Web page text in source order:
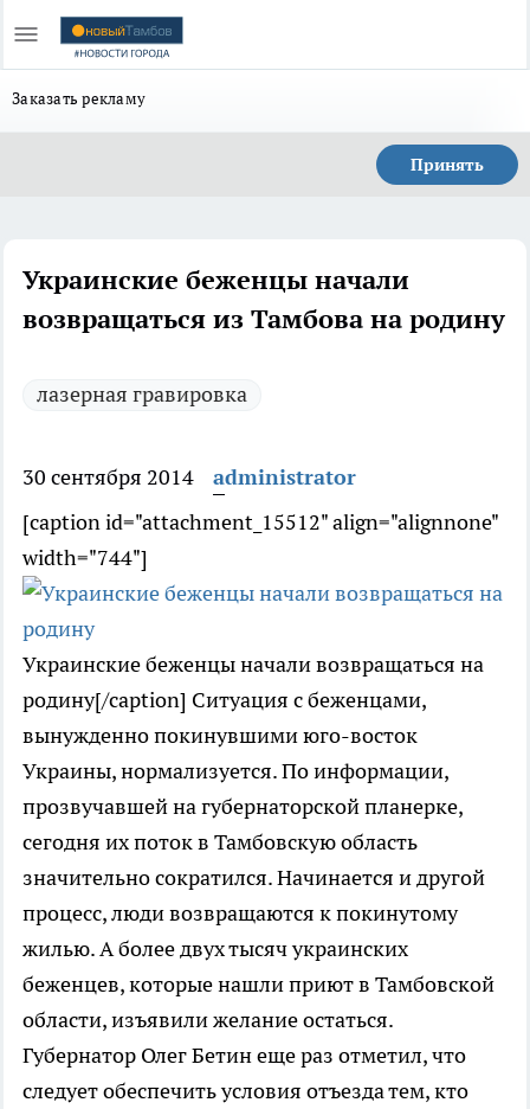
Заказать рекламу
Принять
Украинские беженцы начали
возвращаться из Тамбова на родину
лазерная гравировка
30 сентября 2014
administrator
[caption id="attachment_15512" align="alignnone"
width="744"]
Украинские беженцы начали возвращаться на
родину[/caption] Ситуация с беженцами,
вынужденно покинувшими юго-восток
Украины, нормализуется. По информации,
прозвучавшей на губернаторской планерке,
сегодня их поток в Тамбовскую область
значительно сократился. Начинается и другой
процесс, люди возвращаются к покинутому
жилью. А более двух тысяч украинских
беженцев, которые нашли приют в Тамбовской
области, изъявили желание остаться.
Губернатор Олег Бетин еще раз отметил, что
следует обеспечить условия отъезда тем, кто